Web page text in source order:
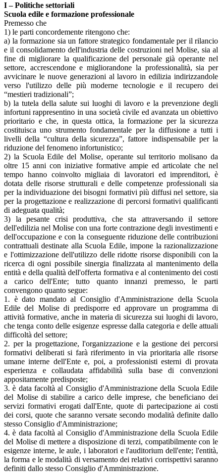
I – Politiche settoriali
Scuola edile e formazione professionale
Premesso che
1) le parti concordemente ritengono che:
a) la formazione sia un fattore strategico fondamentale per il rilancio
e il consolidamento dell'industria delle costruzioni nel Molise, sia al
fine di migliorare la qualificazione del personale già operante nel
settore, accrescendone e migliorandone la professionalità, sia per
avvicinare le nuove generazioni al lavoro in edilizia indirizzandole
verso l'utilizzo delle più moderne tecnologie e il recupero dei
“mestieri tradizionali”;
b) la tutela della salute sui luoghi di lavoro e la prevenzione degli
infortuni rappresentino in una società civile ed avanzata un obiettivo
prioritario e che, in questa ottica, la formazione per la sicurezza
costituisca uno strumento fondamentale per la diffusione a tutti i
livelli della “cultura della sicurezza”, fattore indispensabile per la
riduzione del fenomeno infortunistico;
2) la Scuola Edile del Molise, operante sul territorio molisano da
oltre 15 anni con iniziative formative ampie ed articolate che nel
tempo hanno coinvolto migliaia di lavoratori ed imprenditori, è
dotata delle risorse strutturali e delle competenze professionali sia
per la individuazione dei bisogni formativi più diffusi nel settore, sia
per la progettazione e realizzazione di percorsi formativi qualificanti
di adeguata qualità;
3) la pesante crisi produttiva, che sta attraversando il settore
dell'edilizia nel Molise con una forte contrazione degli investimenti e
dell'occupazione e con la conseguente riduzione delle contribuzioni
contrattuali destinate alla Scuola Edile, impone la razionalizzazione
e l'ottimizzazione dell'utilizzo delle ridotte risorse disponibili con la
ricerca di ogni possibile sinergia finalizzata al mantenimento della
entità e della qualità dell'offerta formativa e al contenimento dei costi
a carico dell'Ente; tutto quanto innanzi premesso, le parti
convengono quanto segue:
1. è dato mandato al Consiglio d'Amministrazione della Scuola
Edile del Molise di predisporre ed approvare un programma di
attività formative, anche in materia di sicurezza sui luoghi di lavoro,
che tenga conto delle esigenze espresse dalla categoria e delle attuali
difficoltà del settore;
2. per la progettazione, l'organizzazione e la gestione dei percorsi
formativi deliberati si farà riferimento in via prioritaria alle risorse
umane interne dell'Ente e, poi, a professionisti esterni di provata
esperienza e collaudata affidabilità sulla base di convenzioni
appositamente predisposte;
3. è data facoltà al Consiglio d'Amministrazione della Scuola Edile
del Molise di stabilire a carico delle imprese, che beneficiano dei
servizi formativi erogati dall'Ente, quote di partecipazione ai costi
dei corsi, quote che saranno versate secondo modalità definite dallo
stesso Consiglio d'Amministrazione;
4. è data facoltà al Consiglio d'Amministrazione della Scuola Edile
del Molise di mettere a disposizione di terzi, compatibilmente con le
esigenze interne, le aule, i laboratori e l'auditorium dell'ente; l'entità,
la forma e le modalità di versamento dei relativi corrispettivi saranno
definiti dallo stesso Consiglio d'Amministrazione.